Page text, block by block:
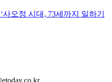
사오정 시대, 73세까지 일하기